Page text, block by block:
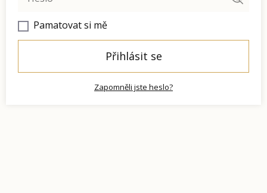
Pamatovat si mě
Přihlásit se
Zapomněli jste heslo?